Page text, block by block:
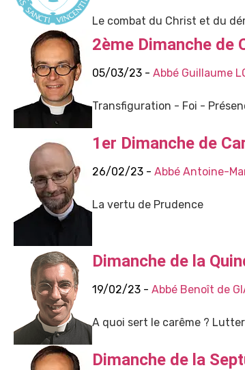
Le combat du Christ et du
2ème Dimanche de
05/03/23 - Abbé Guillaume
Transfiguration - Foi -
1er Dimanche de
26/02/23 - Abbé Antoine-
La vertu de Prudence
Dimanche de la
19/02/23 - Abbé Benoît de
A quoi sert le carême ?
Dimanche de la